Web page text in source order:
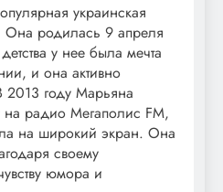
украинская
родилась 9 апреля
у нее была мечта
и она активно
2013 году Марьяна
радио Мегаполис FM,
на широкий экран. Она
своему
юмора и